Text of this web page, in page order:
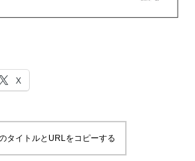
X
タイトルとURLをコピーする